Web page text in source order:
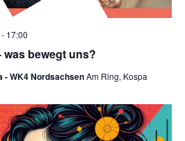
was bewegt uns?
- 17:00
- WK4 NordsachsenAm Ring, Kospa